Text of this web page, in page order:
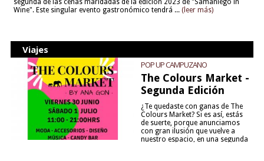
segunda de las cenas maridadas de la edición 2023 de "Samaniego in
Wine". Este singular evento gastronómico tendrá ... (leer más)
Viajes
POP UP CAMPUZANO
The Colours Market -
Segunda Edición
¿Te quedaste con ganas de The
Colours Market? Si es así, estás
de suerte, porque anunciamos
con gran ilusión que vuelve a
nuestro espacio, en una segunda